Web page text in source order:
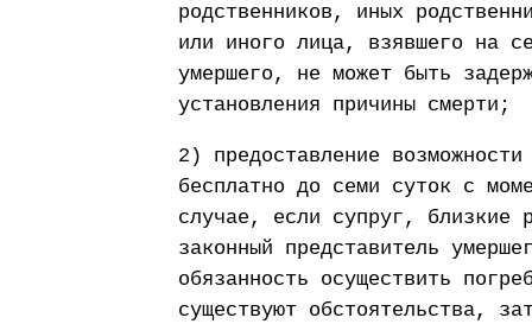
родственников, иных
или иного лица, взявшего на
умершего, не может быть
установления причины смерти;
2) предоставление
бесплатно до семи суток с
случае, если супруг, близкие
законный представитель
обязанность осуществить
существуют обстоятельства,